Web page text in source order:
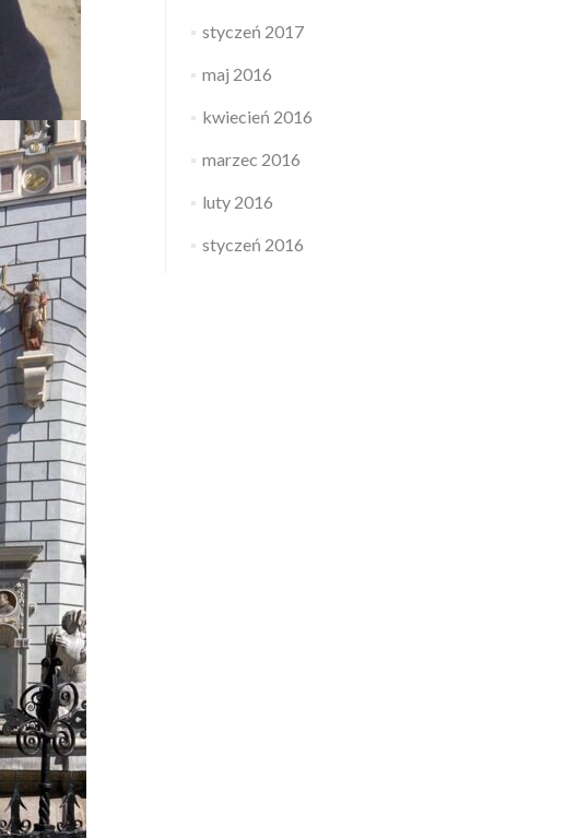
styczeń 2017
maj 2016
kwiecień 2016
marzec 2016
luty 2016
styczeń 2016